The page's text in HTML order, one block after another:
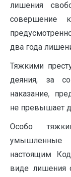
лишения
совершение
два года
Тяжкими
деяния, за
наказание,
не превышает
Особо
умышленные
настоящим
виде лишения